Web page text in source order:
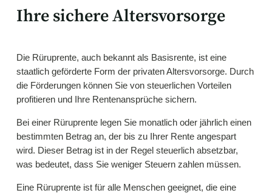
Ihre sichere Altersvorsorge
Die Rüruprente, auch bekannt als Basisrente, ist eine
staatlich geförderte Form der privaten Altersvorsorge. Durch
die Förderungen können Sie von steuerlichen Vorteilen
profitieren und Ihre Rentenansprüche sichern.
Bei einer Rüruprente legen Sie monatlich oder jährlich einen
bestimmten Betrag an, der bis zu Ihrer Rente angespart
wird. Dieser Betrag ist in der Regel steuerlich absetzbar,
was bedeutet, dass Sie weniger Steuern zahlen müssen.
Eine Rüruprente ist für alle Menschen geeignet, die eine